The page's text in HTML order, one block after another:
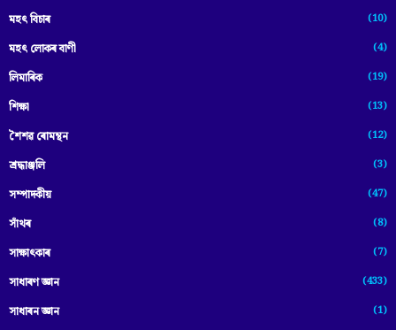
মহৎ বিচাৰ (10)
মহৎ লোকৰ বাণী (4)
লিমাৰিক (19)
শিক্ষা (13)
শৈশৱ ৰোমন্থন (12)
শ্ৰদ্ধাঞ্জলি (3)
সম্পাদকীয় (47)
সাঁথৰ (8)
সাক্ষাৎকাৰ (7)
সাধাৰণ জ্ঞান (433)
সাধাৰন জ্ঞান (1)